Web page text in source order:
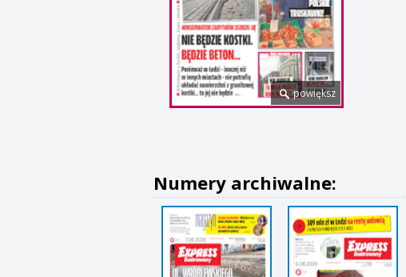
powiększ
Numery archiwalne: